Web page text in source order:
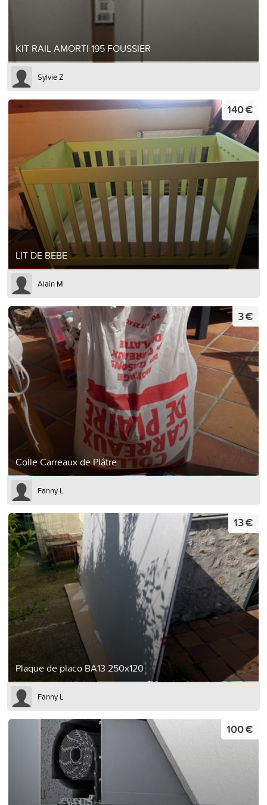
KIT RAIL AMORTI 195 FOUSSIER
Sylvie Z
LIT DE BEBE
140 €
Alain M
Colle Carreaux de Plâtre
3 €
Fanny L
Plaque de placo BA13 250x120
13 €
Fanny L
100 €